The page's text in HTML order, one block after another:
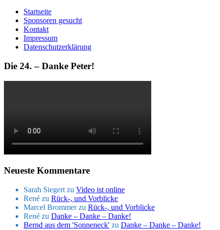
Startseite
Sponsoren gesucht
Kontakt
Impressum
Datenschutzerklärung
Die 24. – Danke Peter!
Neueste Kommentare
Sarah Siegert zu Video ist online
René zu Rück-, und Vorblicke
Marcel Brommerzu Rück-, und Vorblicke
René zu Danke – Danke – Danke!
Bernd aus dem 'Sonneneck' zu Danke – Danke – Danke!